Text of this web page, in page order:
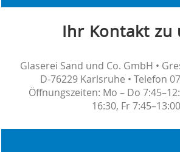
Ihr Kontakt zu
Glaserei Sand und Co. GmbH •
D-76229 Karlsruhe • Telefon
Öffnungszeiten: Mo – Do
16:30, Fr 7:45–13:00